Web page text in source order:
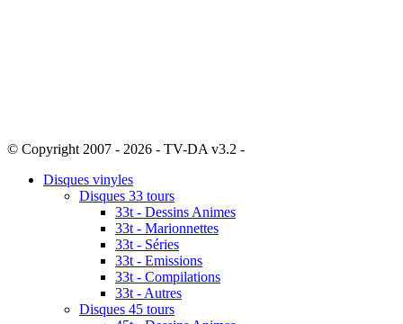
© Copyright 2007 - 2026 - TV-DA v3.2 -
Disques vinyles
Disques 33 tours
33t - Dessins Animes
33t - Marionnettes
33t - Séries
33t - Emissions
33t - Compilations
33t - Autres
Disques 45 tours